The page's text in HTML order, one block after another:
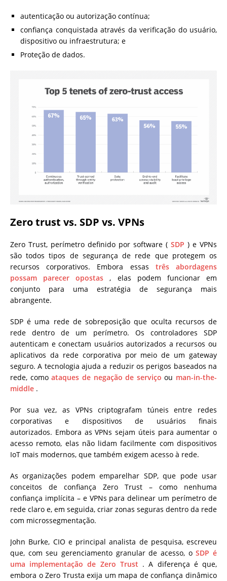
autenticação ou autorização contínua;
confiança conquistada através da verificação do usuário,
dispositivo ou infraestrutura; e
Proteção de dados.
Zero trust vs. SDP vs. VPNs
Zero Trust, perímetro definido por software ( SDP ) e VPNs
são todos tipos de segurança de rede que protegem os
recursos corporativos. Embora essas três abordagens
possam parecer opostas , elas podem funcionar em
conjunto para uma estratégia de segurança mais
abrangente.
SDP é uma rede de sobreposição que oculta recursos de
rede dentro de um perímetro. Os controladores SDP
autenticam e conectam usuários autorizados a recursos ou
aplicativos da rede corporativa por meio de um gateway
seguro. A tecnologia ajuda a reduzir os perigos baseados na
rede, comoataques de negação de serviço ou man-in-the-
middle .
Por sua vez, as VPNs criptografam túneis entre redes
corporativas e dispositivos de usuários finais
autorizados. Embora as VPNs sejam úteis para aumentar o
acesso remoto, elas não lidam facilmente com dispositivos
IoT mais modernos, que também exigem acesso à rede.
As organizações podem emparelhar SDP, que pode usar
conceitos de confiança Zero Trust – como nenhuma
confiança implícita – e VPNs para delinear um perímetro de
rede claro e, em seguida, criar zonas seguras dentro da rede
com microssegmentação.
John Burke, CIO e principal analista de pesquisa, escreveu
que, com seu gerenciamento granular de acesso, oSDP é
uma implementação de Zero Trust . A diferença é que,
embora o Zero Trusta exija um mapa de confiança dinâmico